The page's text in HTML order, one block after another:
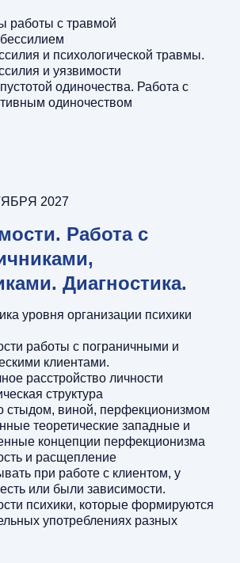
работы с травмой
и психологической травмы.
и уязвимости
одиночества. Работа с
одиночеством
2027
Работа с
Диагностика.
уровня организации психики
работы с пограничными и
клиентами.
расстройство личности
структура
стыдом, виной, перфекционизмом
теоретические западные и
концепции перфекционизма
и расщепление
при работе с клиентом, у
или были зависимости.
психики, которые формируются
употреблениях разных